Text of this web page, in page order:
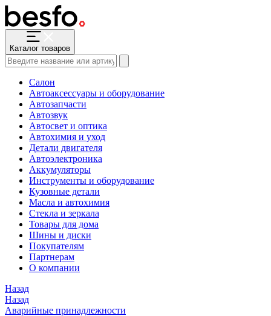
Каталог товаров
Салон
Автоаксессуары и оборудование
Автозапчасти
Автозвук
Автосвет и оптика
Автохимия и уход
Детали двигателя
Автоэлектроника
Аккумуляторы
Инструменты и оборудование
Кузовные детали
Масла и автохимия
Стекла и зеркала
Товары для дома
Шины и диски
Покупателям
Партнерам
О компании
Назад
Назад
Аварийные принадлежности